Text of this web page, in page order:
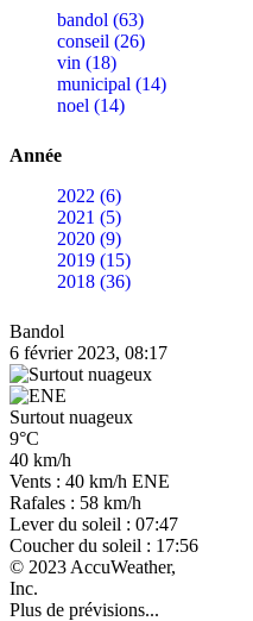
bandol (63)
conseil (26)
vin (18)
municipal (14)
noel (14)
Année
2022 (6)
2021 (5)
2020 (9)
2019 (15)
2018 (36)
Bandol
6 février 2023, 08:17
Surtout nuageux
9°C
40 km/h
Vents : 40 km/h ENE
Rafales : 58 km/h
Lever du soleil : 07:47
Coucher du soleil : 17:56
© 2023 AccuWeather,
Inc.
Plus de prévisions...